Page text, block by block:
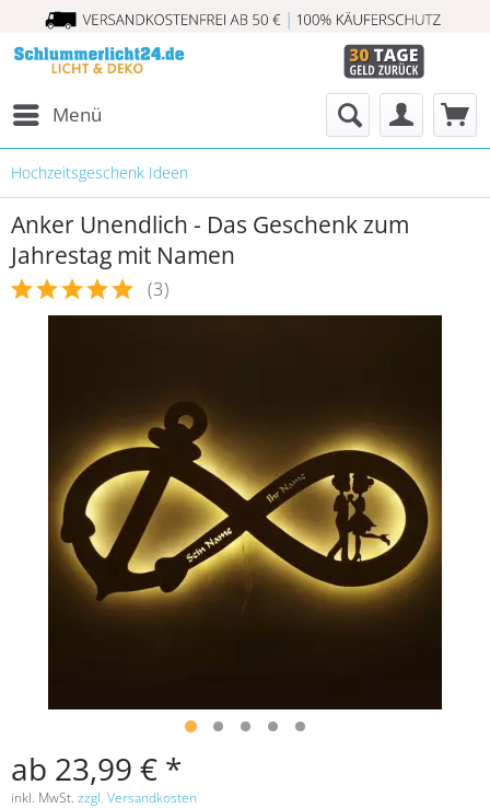
Menü
Hochzeitsgeschenk Ideen
Anker Unendlich - Das Geschenk zum
Jahrestag mit Namen
(3)
ab 23,99 € *
inkl. MwSt. zzgl. Versandkosten